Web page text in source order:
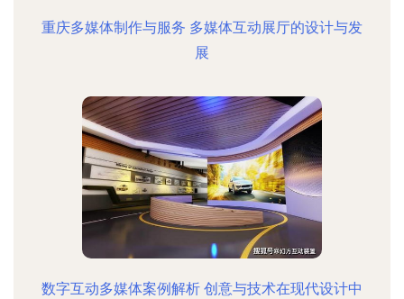
重庆多媒体制作与服务 多媒体互动展厅的设计与发
展
数字互动多媒体案例解析 创意与技术在现代设计中